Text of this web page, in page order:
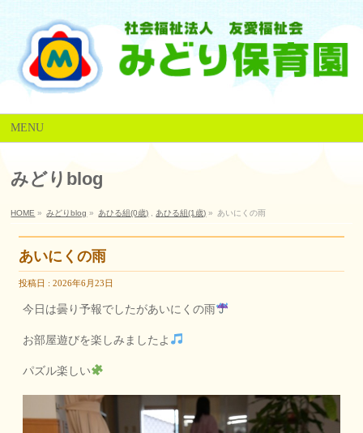
MENU
みどりblog
HOME » みどりblog » あひる組(0歳) あひる組(1歳) » あいにくの雨
あいにくの雨
投稿日 : 2026年6月23日
今日は曇り予報でしたがあいにくの雨
お部屋遊びを楽しみましたよ
パズル楽しい